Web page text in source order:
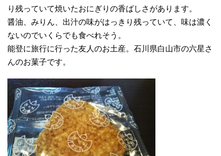
り残っていて焼いたおにぎりの香ばしさがあります。
醤油、みりん、出汁の味がはっきり残っていて、味は濃く
ないのでいくらでも食べれそう。
能登に旅行に行った友人のお土産。石川県白山市の六星さ
んのお菓子です。